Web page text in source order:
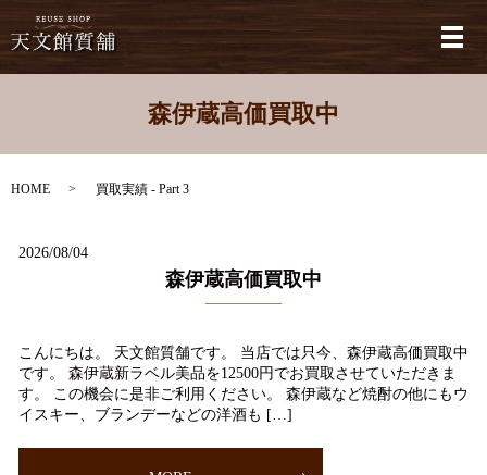
メ
森伊蔵高価買取中
HOME 買取実績 - Part 3
2026/08/04
森伊蔵高価買取中
こんにちは。 天文館質舗です。 当店では只今、森伊蔵高価買取中
です。 森伊蔵新ラベル美品を12500円でお買取させていただきま
す。 この機会に是非ご利用ください。 森伊蔵など焼酎の他にもウ
イスキー、ブランデーなどの洋酒も […]